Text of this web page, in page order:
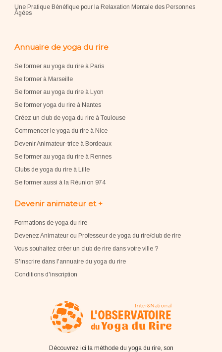
Une Pratique Bénéfique pour la Relaxation Mentale des Personnes
Âgées
Annuaire de yoga du rire
Se former au yoga du rire à Paris
Se former à Marseille
Se former au yoga du rire à Lyon
Se former yoga du rire à Nantes
Créez un club de yoga du rire à Toulouse
Commencer le yoga du rire à Nice
Devenir Animateur-trice à Bordeaux
Se former au yoga du rire à Rennes
Clubs de yoga du rire à Lille
Se former aussi à la Réunion 974
Devenir animateur et +
Formations de yoga du rire
Devenez Animateur ou Professeur de yoga du rire/club de rire
Vous souhaitez créer un club de rire dans votre ville ?
S'inscrire dans l'annuaire du yoga du rire
Conditions d'inscription
Découvrez ici la méthode du yoga du rire, son